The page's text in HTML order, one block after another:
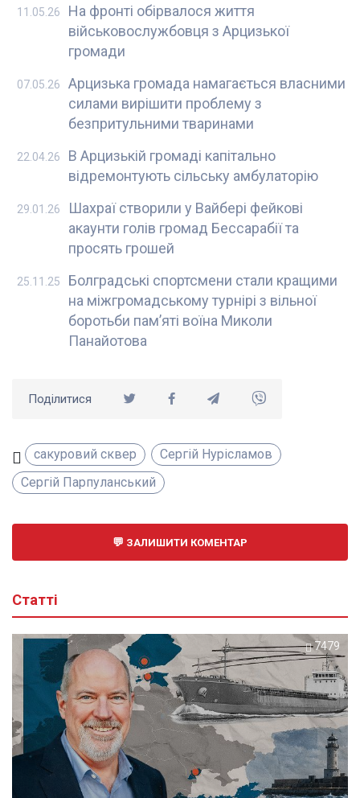
На фронті обірвалося життя
військовослужбовця з Арцизької
громади
11.05.26
Арцизька громада намагається власними
силами вирішити проблему з
безпритульними тваринами
07.05.26
В Арцизькій громаді капітально
відремонтують сільську амбулаторію
22.04.26
Шахраї створили у Вайбері фейкові
акаунти голів громад Бессарабії та
просять грошей
29.01.26
Болградські спортсмени стали кращими
на міжгромадському турнірі з вільної
боротьби пам’яті воїна Миколи
Панайотова
25.11.25
Поділитися
сакуровий сквер
Сергій Нурісламов
Сергій Парпуланський
ЗАЛИШИТИ КОМЕНТАР
Статті
7479